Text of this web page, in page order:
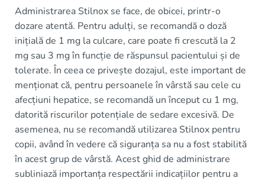
Administrarea Stilnox se face, de obicei, printr-o
dozare atentă. Pentru adulți, se recomandă o doză
inițială de 1 mg la culcare, care poate fi crescută la 2
mg sau 3 mg în funcție de răspunsul pacientului și de
tolerate. În ceea ce privește dozajul, este important de
menționat că, pentru persoanele în vârstă sau cele cu
afecțiuni hepatice, se recomandă un început cu 1 mg,
datorită riscurilor potențiale de sedare excesivă. De
asemenea, nu se recomandă utilizarea Stilnox pentru
copii, având în vedere că siguranța sa nu a fost stabilită
în acest grup de vârstă. Acest ghid de administrare
subliniază importanța respectării indicațiilor pentru a